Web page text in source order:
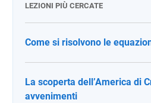
LEZIONI PIÙ CERCATE
Come si risolvono le
La scoperta dell’America di
avvenimenti